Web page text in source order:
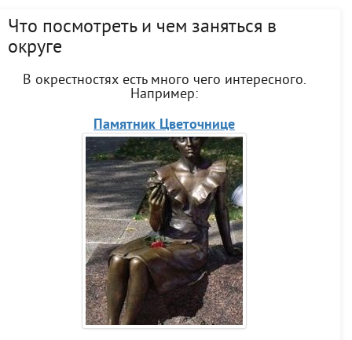
Что посмотреть и чем заняться в
округе
В окрестностях есть много чего интересного.
Например:
Памятник Цветочнице